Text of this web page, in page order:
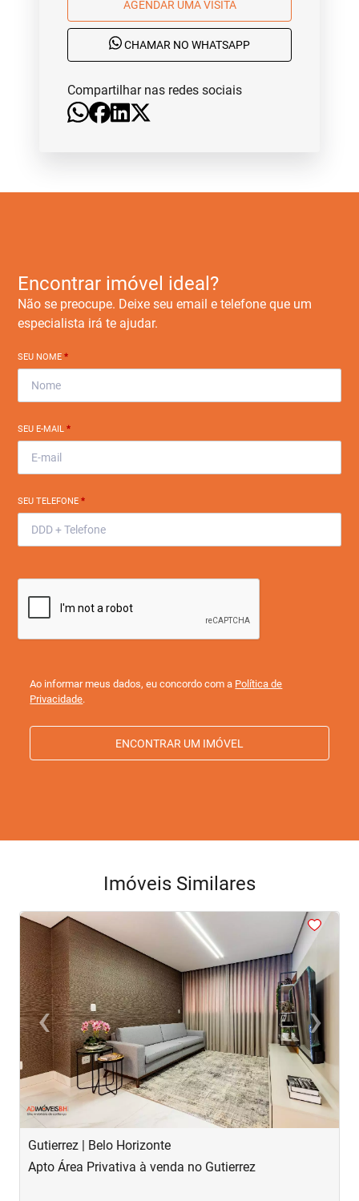
AGENDAR UMA VISITA
CHAMAR NO WHATSAPP
Compartilhar nas redes sociais
Encontrar imóvel ideal?
Não se preocupe. Deixe seu email e telefone que um
especialista irá te ajudar.
SEU NOME*
SEU E-MAIL*
SEU TELEFONE*
Ao informar meus dados, eu concordo com a Política de
Privacidade.
ENCONTRAR UM IMÓVEL
Imóveis Similares
<<< <
‹Previous ›Next
Gutierrez | Belo Horizonte
Apto Área Privativa à venda no Gutierrez